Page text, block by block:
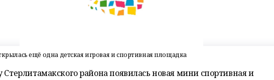
ещё одна детская игровая и спортивная площадка
района появилась новая мини спортивная и